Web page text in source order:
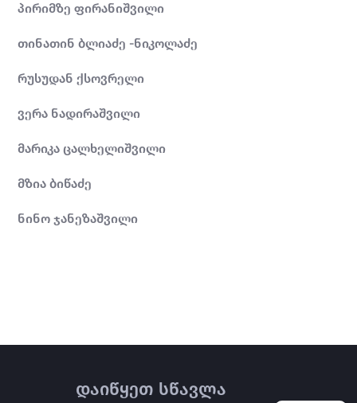
პირიმზე ფირანიშვილი
თინათინ ბლიაძე -ნიკოლაძე
რუსუდან ქსოვრელი
ვერა ნადირაშვილი
მარიკა ცალხელიშვილი
მზია ბიწაძე
ნინო ჯანეზაშვილი
დაიწყეთ სწავლა